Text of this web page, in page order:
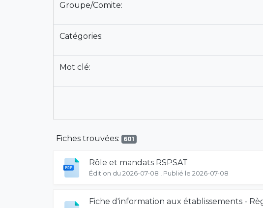
Groupe/Comite:
Catégories:
Mot clé:
Fiches trouvées: 601
Rôle et mandats RSPSAT
Édition du 2026-07-08 , Publié le 2026-07-08
Fiche d'information aux établissements -